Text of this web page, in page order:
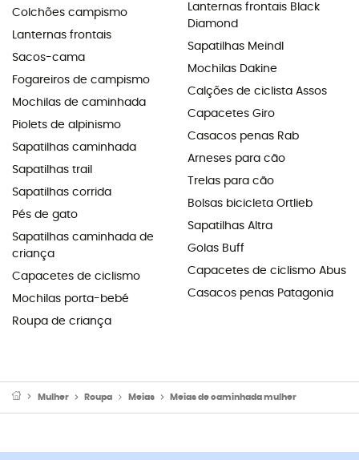
Colchões campismo
Lanternas frontais
Sacos-cama
Fogareiros de campismo
Mochilas de caminhada
Piolets de alpinismo
Sapatilhas caminhada
Sapatilhas trail
Sapatilhas corrida
Pés de gato
Sapatilhas caminhada de
criança
Capacetes de ciclismo
Mochilas porta-bebé
Roupa de criança
Lanternas frontais Black
Diamond
Sapatilhas Meindl
Mochilas Dakine
Calções de ciclista Assos
Capacetes Giro
Casacos penas Rab
Arneses para cão
Trelas para cão
Bolsas bicicleta Ortlieb
Sapatilhas Altra
Golas Buff
Capacetes de ciclismo Abus
Casacos penas Patagonia
Mulher Roupa Meias Meias de caminhada mulher